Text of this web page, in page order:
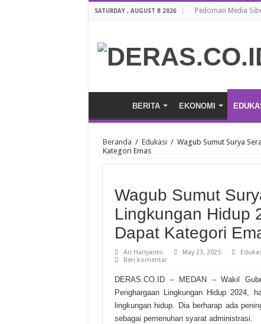
SATURDAY , AUGUST 8 2026 Pedoman Media
BERITA EKONOMI
Beranda / Edukasi / Wagub Sumut Surya
Kategori Emas
Wagub Sumut
Lingkungan Hidup
Dapat Kategori
Ari Hariyanto May 23, 2025
Beri komentar
DERAS.CO.ID – MEDAN – Wakil
Penghargaan Lingkungan Hidup 2024,
lingkungan hidup. Dia berharap ada
sebagai pemenuhan syarat administrasi.